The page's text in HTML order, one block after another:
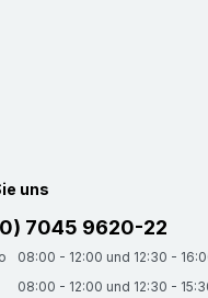
Teilen
"Sollbruchstelle"
komplett
durch natürliche
Selbstablängen -
uns
7045 9620-22
08:00 - 12:00 und 12:30 -
08:00 - 12:00 und 12:30 -